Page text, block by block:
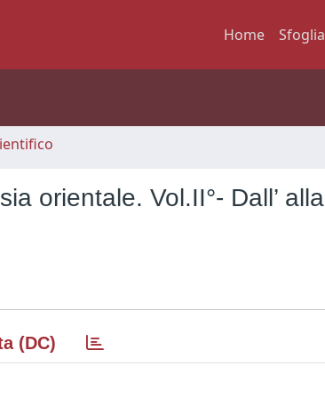
Home Sfoglia
orientale. Vol.II°- Dall’ alla
(DC)